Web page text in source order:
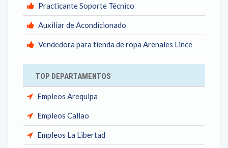
Practicante Soporte Técnico
Auxiliar de Acondicionado
Vendedora para tienda de ropa Arenales Lince
TOP DEPARTAMENTOS
Empleos Arequipa
Empleos Callao
Empleos La Libertad